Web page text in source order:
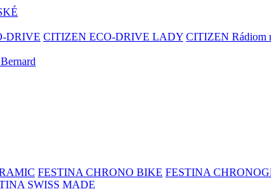
DRIVE CITIZEN ECO-DRIVE LADY CITIZEN Rádiom
FESTINA CHRONO BIKE FESTINA
SWISS MADE